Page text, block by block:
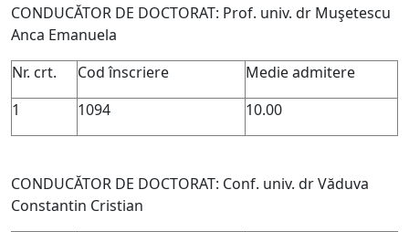
CONDUCĂTOR DE DOCTORAT: Prof. univ. dr Muşetescu
Anca Emanuela
Nr. crt.
Cod înscriere
Medie admitere
1
1094 10.00
CONDUCĂTOR DE DOCTORAT: Conf. univ. dr Văduva
Constantin Cristian